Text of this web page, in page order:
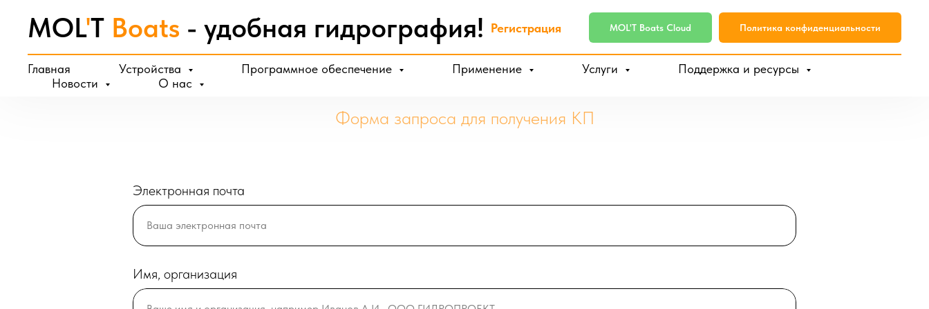
MOL'T Boats - удобная гидрография! Регистрация MOL'T Boats Cloud Политика конфиденциальности
Главная Устройства Программное обеспечение Применение Услуги
Поддержка и ресурсы
Новости
О нас
Форма запроса для получения КП
Электронная почта
Ваша электронная почта
Имя, организация